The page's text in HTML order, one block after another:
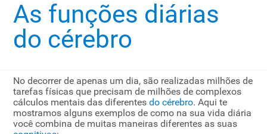
As funções diárias
do cérebro
No decorrer de apenas um dia, são realizadas milhões de
tarefas físicas que precisam de milhões de complexos
cálculos mentais das diferentesdo cérebro. Aqui te
mostramos alguns exemplos de como na sua vida diária
você combina de muitas maneiras diferentes as suas